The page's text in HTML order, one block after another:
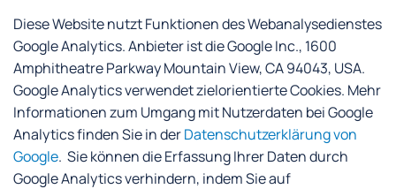
Diese Website nutzt Funktionen des Webanalysedienstes
Google Analytics. Anbieter ist die Google Inc., 1600
Amphitheatre Parkway Mountain View, CA 94043, USA.
Google Analytics verwendet zielorientierte Cookies. Mehr
Informationen zum Umgang mit Nutzerdaten bei Google
Analytics finden Sie in derDatenschutzerklärung von
Google. Sie können die Erfassung Ihrer Daten durch
Google Analytics verhindern, indem Sie auf